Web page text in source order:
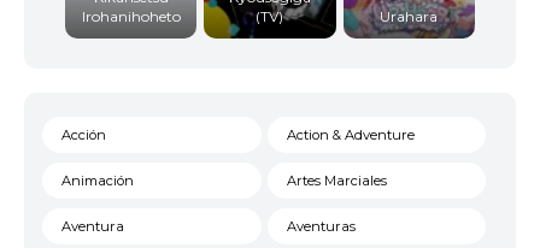
Irohanihoheto
(TV)
Urahara
Acción Action & Adventure
Animación Artes Marciales
Aventura Aventuras